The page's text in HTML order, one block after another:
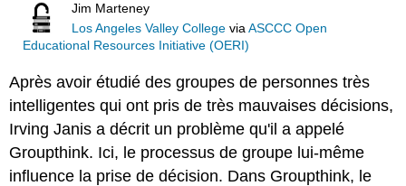
Jim Marteney
Los Angeles Valley College viaASCCC Open
Educational Resources Initiative (OERI)
Après avoir étudié des groupes de personnes très
intelligentes qui ont pris de très mauvaises décisions,
Irving Janis a décrit un problème qu'il a appelé
Groupthink. Ici, le processus de groupe lui-même
influence la prise de décision. Dans Groupthink, le